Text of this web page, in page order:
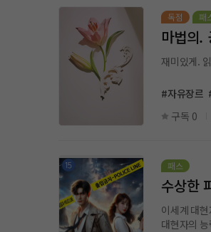
마법의.
재미있게.
#자유장르
구독 0
수상한
이세계 대
대현자의